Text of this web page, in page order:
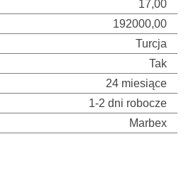
17,00
192000,00
Turcja
Tak
24 miesiące
1-2 dni robocze
Marbex